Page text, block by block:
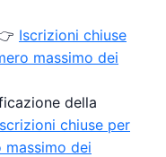
Iscrizioni chiuse
massimo dei
della
chiuse per
massimo dei